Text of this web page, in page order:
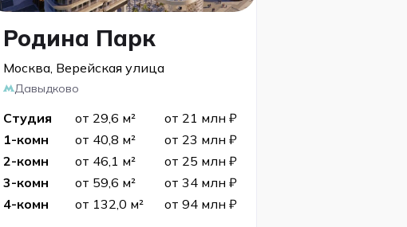
Родина Парк
Москва, Верейская улица
Давыдково
Студия от 29,6 м²
от 21 млн ₽
1-комн
от 40,8 м²
от 23 млн ₽
2-комн
от 46,1 м²
от 25 млн ₽
3-комн
от 59,6 м²
от 34 млн ₽
4-комн
от 132,0 м² от 94 млн ₽